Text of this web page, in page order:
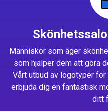
Människor som äger
som hjälper dem att göra
Vårt utbud av logotyper
erbjuda dig en fantastisk
ditt